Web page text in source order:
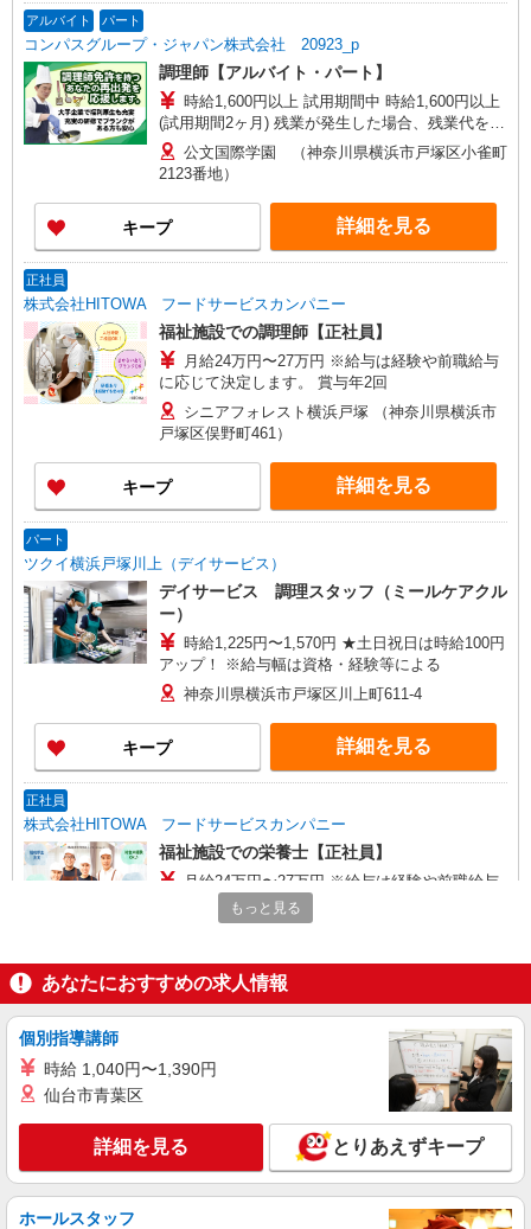
アルバイト パート
コンパスグループ・ジャパン株式会社 20923_p
調理師【アルバイト・パート】
時給1,600円以上 試用期間中 時給1,600円以上
(試用期間2ヶ月) 残業が発生した場合、残業代を1
分単位で別途支給します。
公文国際学園 （神奈川県横浜市戸塚区小雀町
2123番地）
キープ 詳細を見る
正社員
株式会社HITOWA フードサービスカンパニー
福祉施設での調理師【正社員】
月給24万円〜27万円 ※給与は経験や前職給与
に応じて決定します。 賞与年2回
シニアフォレスト横浜戸塚 （神奈川県横浜市
戸塚区俣野町461）
キープ 詳細を見る
パート
ツクイ横浜戸塚川上（デイサービス）
デイサービス 調理スタッフ（ミールケアクル
ー）
時給1,225円〜1,570円 ★土日祝日は時給100円
アップ！ ※給与幅は資格・経験等による
神奈川県横浜市戸塚区川上町611-4
キープ 詳細を見る
正社員
株式会社HITOWA フードサービスカンパニー
福祉施設での栄養士【正社員】
月給24万円〜27万円 ※給与は経験や前職給与
に応じて決定します。 賞与年2回
キープ 詳細を見る
アルバイト パート
株式会社HITOWA フードサービスカンパニー
福祉施設での調理補助【アルバイト・パート】
時給1,300円 ※経験によりスタート時給は変動
します。 ※AP評価制度：あり 年1回の評価によ
り時給を見直します。 ※アルバイト賞与（寸
志）：あり 年2回。勤続年数により金額UP。
シニアフォレスト横浜戸塚 （神奈川県横浜市
もっと見る
あなたにおすすめの求人情報
個別指導講師
時給 1,040円〜1,390円
仙台市青葉区
詳細を見る とりあえずキープ
ホールスタッフ